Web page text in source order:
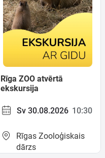
Rīga ZOO atvērtā
ekskursija
Sv 30.08.2026 10:30
Rīgas Zooloģiskais
dārzs